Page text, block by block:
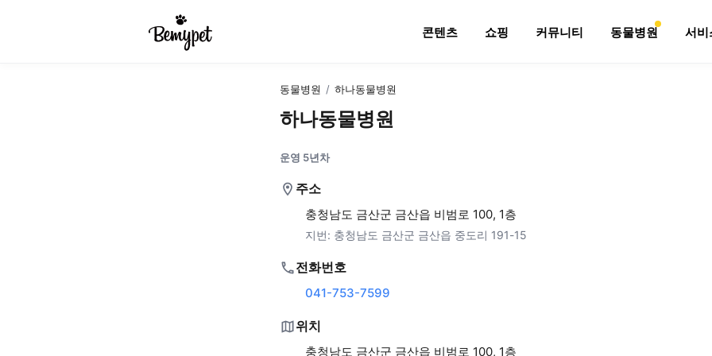
콘텐츠 쇼핑 커뮤니티 동물병원 서비
동물병원 / 하나동물병원
하나동물병원
운영 5년차
주소
충청남도 금산군 금산읍 비범로 100, 1층
지번: 충청남도 금산군 금산읍 중도리 191-15
전화번호
041-753-7599
위치
충청남도 금산군 금산읍 비범로 100, 1층